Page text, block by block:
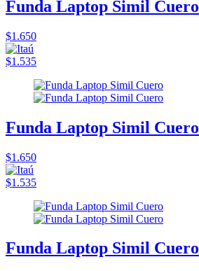
Funda Laptop Simil Cuero
$1.650
$1.535
Funda Laptop Simil Cuero
$1.650
$1.535
Funda Laptop Simil Cuero